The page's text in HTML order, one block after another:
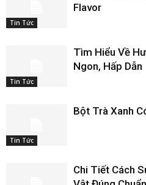
Tin Tức
Flavor
Tin Tức
Tìm Hiểu Về
Ngon, Hấp Dẫn
Tin Tức
Bột Trà Xanh
Chi Tiết Cách